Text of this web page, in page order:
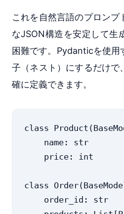
これを自然言語のプロンプ
なJSON構造を安定して生
困難です。Pydanticを使用
子（ネスト）にするだけで
確に定義できます。
class
    name: str
    price: int
class
    order_id: str